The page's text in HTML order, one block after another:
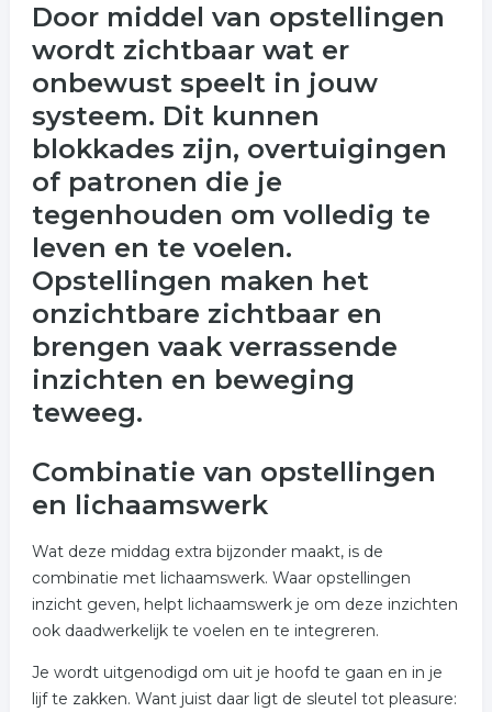
Door middel van opstellingen
wordt zichtbaar wat er
onbewust speelt in jouw
systeem. Dit kunnen
blokkades zijn, overtuigingen
of patronen die je
tegenhouden om volledig te
leven en te voelen.
Opstellingen maken het
onzichtbare zichtbaar en
brengen vaak verrassende
inzichten en beweging
teweeg.
Combinatie van opstellingen
en lichaamswerk
Wat deze middag extra bijzonder maakt, is de
combinatie met lichaamswerk. Waar opstellingen
inzicht geven, helpt lichaamswerk je om deze inzichten
ook daadwerkelijk te voelen en te integreren.
Je wordt uitgenodigd om uit je hoofd te gaan en in je
lijf te zakken. Want juist daar ligt de sleutel tot pleasure: